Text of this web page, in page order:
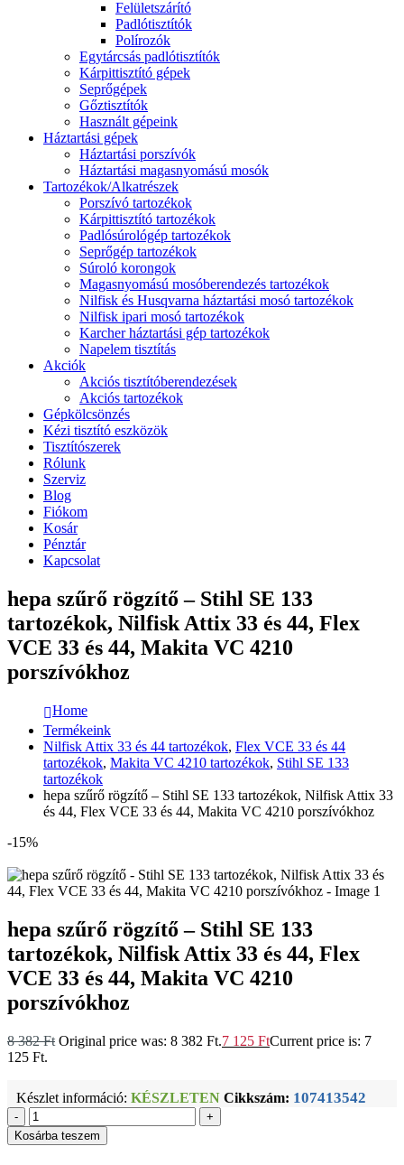
Felületszárító
Padlótisztítók
Polírozók
Egytárcsás padlótisztítók
Kárpittisztító gépek
Seprőgépek
Gőztisztítók
Használt gépeink
Háztartási gépek
Háztartási porszívók
Háztartási magasnyomású mosók
Tartozékok/Alkatrészek
Porszívó tartozékok
Kárpittisztító tartozékok
Padlósúrológép tartozékok
Seprőgép tartozékok
Súroló korongok
Magasnyomású mosóberendezés tartozékok
Nilfisk és Husqvarna háztartási mosó tartozékok
Nilfisk ipari mosó tartozékok
Karcher háztartási gép tartozékok
Napelem tisztítás
Akciók
Akciós tisztítóberendezések
Akciós tartozékok
Gépkölcsönzés
Kézi tisztító eszközök
Tisztítószerek
Rólunk
Szerviz
Blog
Fiókom
Kosár
Pénztár
Kapcsolat
hepa szűrő rögzítő – Stihl SE 133
tartozékok, Nilfisk Attix 33 és 44, Flex
VCE 33 és 44, Makita VC 4210
porszívókhoz
Home
Termékeink
Nilfisk Attix 33 és 44 tartozékok, Flex VCE 33 és 44
tartozékok, Makita VC 4210 tartozékok, Stihl SE 133
tartozékok
hepa szűrő rögzítő – Stihl SE 133 tartozékok, Nilfisk Attix 33
és 44, Flex VCE 33 és 44, Makita VC 4210 porszívókhoz
-15%
hepa szűrő rögzítő – Stihl SE 133
tartozékok, Nilfisk Attix 33 és 44, Flex
VCE 33 és 44, Makita VC 4210
porszívókhoz
8 382Ft Original price was: 8 382 Ft.7 125 FtCurrent price is: 7
125 Ft.
Készlet információ: KÉSZLETEN Cikkszám: 107413542
-
+
Kosárba teszem